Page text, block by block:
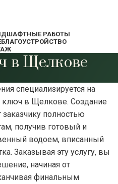
РАБОТЫ
БЛАГОУСТРОЙСТВО
в Щелкове
специализируется на
ключ в Щелкове. Создание
полностью
получив готовый и
водоем, вписанный
Заказывая эту услугу, вы
начиная от
финальным